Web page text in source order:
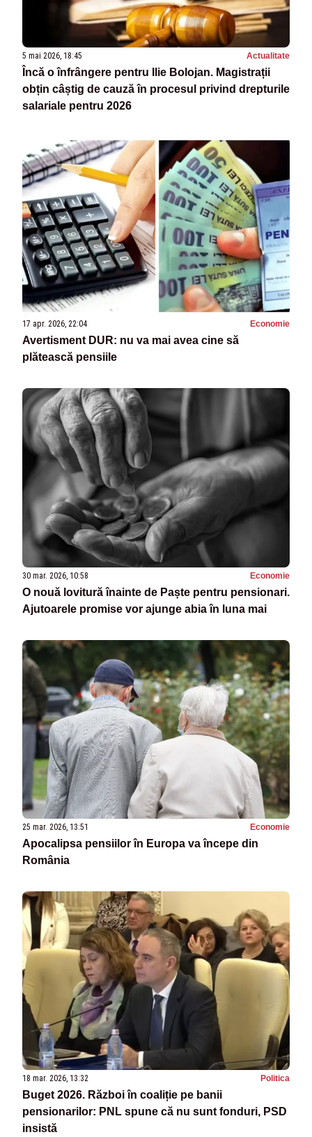
5 mai 2026, 18:45 Actualitate
Încă o înfrângere pentru Ilie Bolojan. Magistrații
obțin câștig de cauză în procesul privind drepturile
salariale pentru 2026
17 apr. 2026, 22:04 Economie
Avertisment DUR: nu va mai avea cine să
plătească pensiile
30 mar. 2026, 10:58 Economie
O nouă lovitură înainte de Paște pentru pensionari.
Ajutoarele promise vor ajunge abia în luna mai
25 mar. 2026, 13:51 Economie
Apocalipsa pensiilor în Europa va începe din
România
18 mar. 2026, 13:32 Politica
Buget 2026. Război în coaliție pe banii
pensionarilor: PNL spune că nu sunt fonduri, PSD
insistă